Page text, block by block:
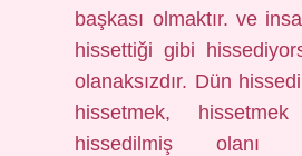
başkası olmaktır. ve
hissettiği gibi
olanaksızdır. Dün
hissetmek,
hissedilmiş olanı